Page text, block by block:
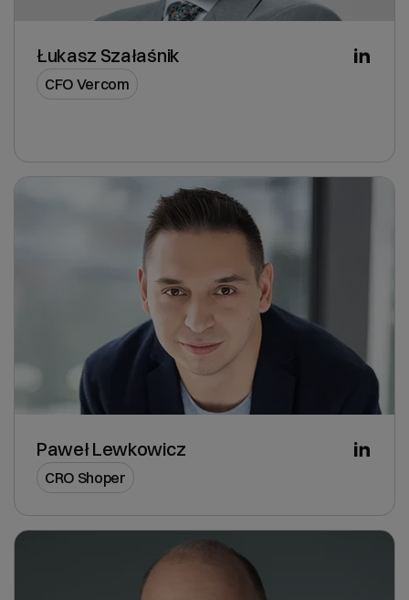
Łukasz Szałaśnik
CFO Vercom
Paweł Lewkowicz
CRO Shoper